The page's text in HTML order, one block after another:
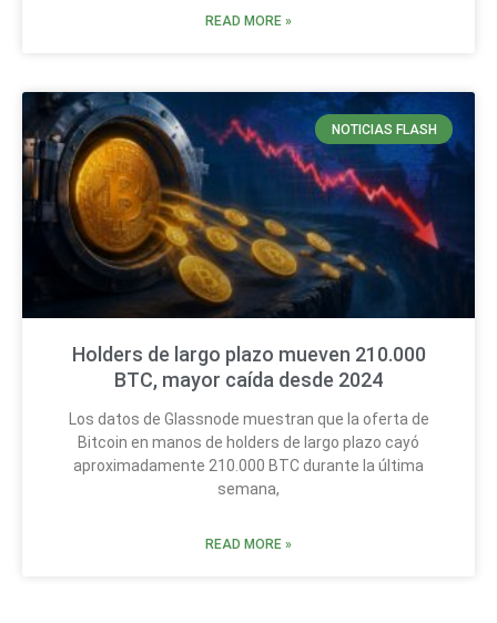
READ MORE »
NOTICIAS FLASH
Holders de largo plazo mueven 210.000
BTC, mayor caída desde 2024
Los datos de Glassnode muestran que la oferta de
Bitcoin en manos de holders de largo plazo cayó
aproximadamente 210.000 BTC durante la última
semana,
READ MORE »